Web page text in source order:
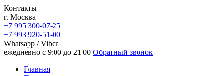
Контакты
г. Москва
+7 995 300-07-25
+7 993 920-51-00
Whatsapp / Viber
ежедневно с 9:00 до 21:00 Обратный звонок
Главная